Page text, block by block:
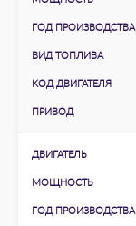
ГОД ПРОИЗВОДСТВА
ВИД ТОПЛИВА
КОД ДВИГАТЕЛЯ
ПРИВОД
ДВИГАТЕЛЬ
МОЩНОСТЬ
ГОД ПРОИЗВОДСТВА